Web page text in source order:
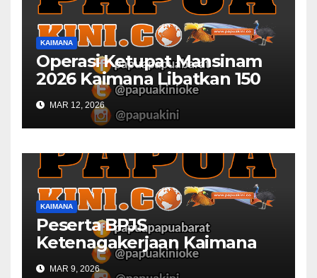
KAIMANA
Operasi Ketupat Mansinam
2026 Kaimana Libatkan 150
Personil Gabungan
MAR 12, 2026
KAIMANA
Peserta BPJS
Ketenagakerjaan Kaimana
Berkurang 53 Persen di 2026
MAR 9, 2026